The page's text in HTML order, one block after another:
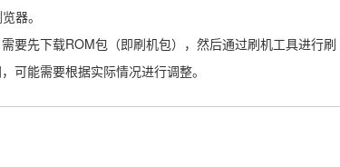
器。
要先下载ROM包（即刷机包），然后通过刷机工具进行刷
可能需要根据实际情况进行调整。